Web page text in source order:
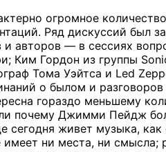
огромное
Ряд дискуссий был
и авторов — в сессиях
Ким Гордон из группы
Тома Уэйтса и Led
о былом и
гораздо меньшему
почему Джимми Пейдж
сегодня живет музыка,
ни места, ни смысла;